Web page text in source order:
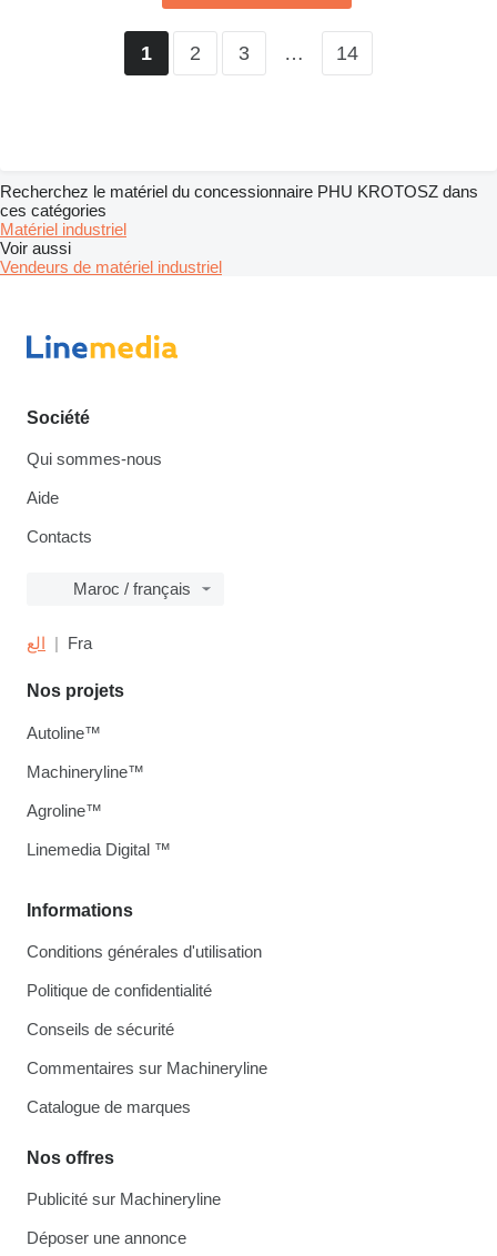
1 2 3 … 14
Recherchez le matériel du concessionnaire PHU KROTOSZ dans
ces catégories
Matériel industriel
Voir aussi
Vendeurs de matériel industriel
Société
Qui sommes-nous
Aide
Contacts
Maroc / français
الع Fra
Informations
Conditions générales d'utilisation
Politique de confidentialité
Conseils de sécurité
Commentaires sur Machineryline
Catalogue de marques
Nos offres
Publicité sur Machineryline
Déposer une annonce
Nos projets
Autoline™
Machineryline™
Agroline™
Linemedia Digital ™